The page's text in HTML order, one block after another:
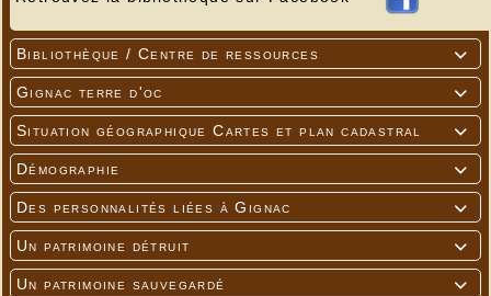

Bibliothèque / Centre de ressources

Gignac terre d'oc

Situation géographique Cartes et plan cadastral

Démographie

Des personnalités liées à Gignac

Un patrimoine détruit

Un patrimoine sauvegardé